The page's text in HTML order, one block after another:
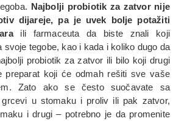
Najbolji probiotik za zatvor nije
dijareje, pa je uvek bolje potažiti
ili farmaceuta da biste znali koji
svoje tegobe, kao i kada i koliko dugo da
probiotik za zatvor ili bilo koji drugi
preparat koji će odmah rešiti sve vaše
Zato ako se često suočavate sa
u stomaku i proliv ili pak zatvor,
i drugi – potrebno je da promenite